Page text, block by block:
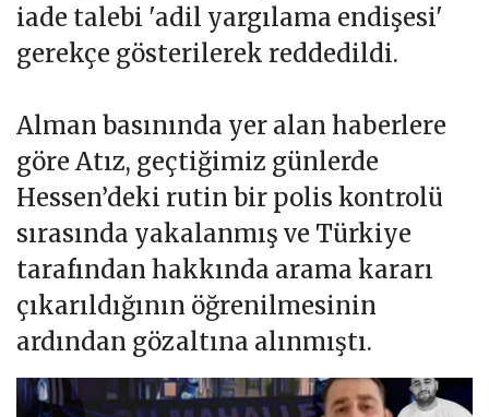
iade talebi 'adil yargılama endişesi'
gerekçe gösterilerek reddedildi.
Alman basınında yer alan haberlere
göre Atız, geçtiğimiz günlerde
Hessen’deki rutin bir polis kontrolü
sırasında yakalanmış ve Türkiye
tarafından hakkında arama kararı
çıkarıldığının öğrenilmesinin
ardından gözaltına alınmıştı.